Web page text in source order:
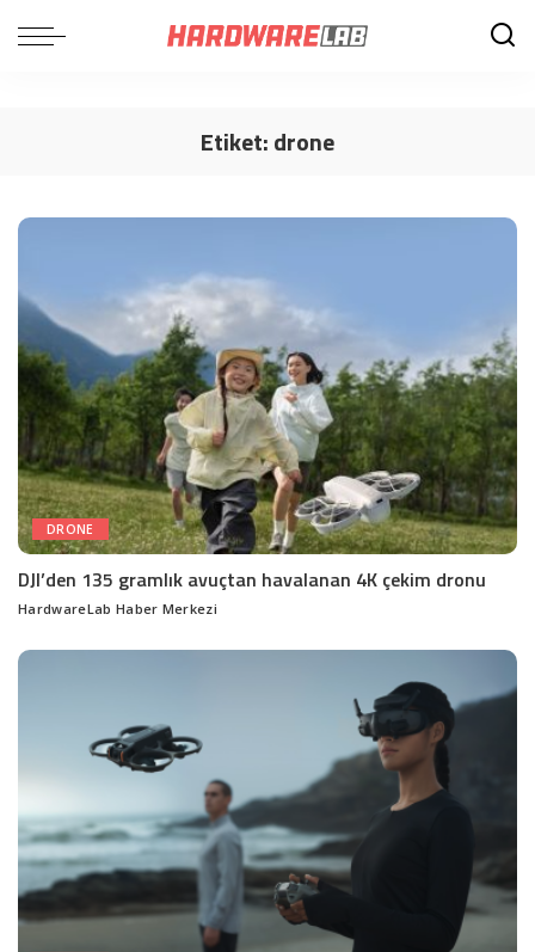
Etiket:drone
DRONE
DJI’den 135 gramlık avuçtan havalanan 4K çekim dronu
Posted
HardwareLab Haber Merkezi